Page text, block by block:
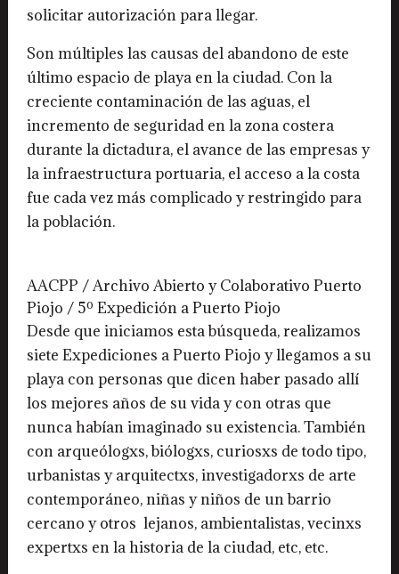
solicitar autorización para llegar.
Son múltiples las causas del abandono de este
último espacio de playa en la ciudad. Con la
creciente contaminación de las aguas, el
incremento de seguridad en la zona costera
durante la dictadura, el avance de las empresas y
la infraestructura portuaria, el acceso a la costa
fue cada vez más complicado y restringido para
la población.
AACPP / Archivo Abierto y Colaborativo Puerto
Piojo / 5º Expedición a Puerto Piojo
Desde que iniciamos esta búsqueda, realizamos
siete Expediciones a Puerto Piojo y llegamos a su
playa con personas que dicen haber pasado allí
los mejores años de su vida y con otras que
nunca habían imaginado su existencia. También
con arqueólogxs, biólogxs, curiosxs de todo tipo,
urbanistas y arquitectxs, investigadorxs de arte
contemporáneo, niñas y niños de un barrio
cercano y otros lejanos, ambientalistas, vecinxs
expertxs en la historia de la ciudad, etc, etc.